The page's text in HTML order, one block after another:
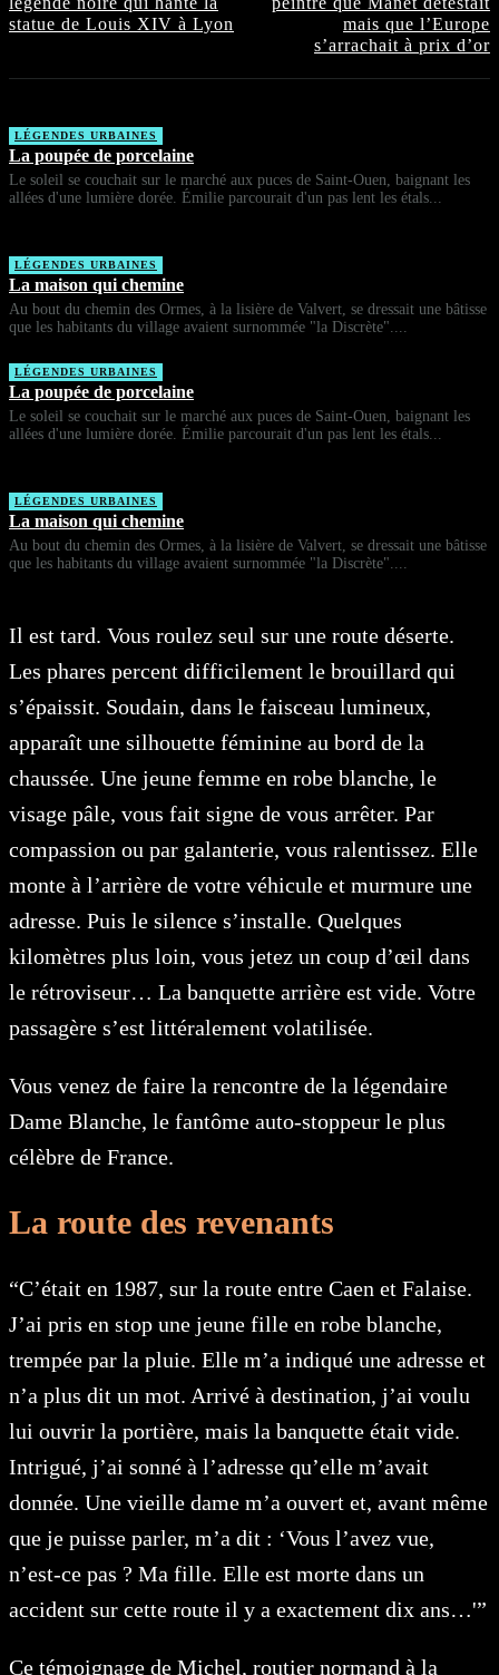
statue de Louis XIV à Lyon
mais que l’Europe
s’arrachait à prix d’or
LÉGENDES URBAINES
La poupée de porcelaine
Le soleil se couchait sur le marché aux puces de Saint-Ouen, baignant les
allées d'une lumière dorée. Émilie parcourait d'un pas lent les étals...
LÉGENDES URBAINES
La maison qui chemine
Au bout du chemin des Ormes, à la lisière de Valvert, se dressait une bâtisse
que les habitants du village avaient surnommée "la Discrète"....
LÉGENDES URBAINES
La poupée de porcelaine
Le soleil se couchait sur le marché aux puces de Saint-Ouen, baignant les
allées d'une lumière dorée. Émilie parcourait d'un pas lent les étals...
LÉGENDES URBAINES
La maison qui chemine
Au bout du chemin des Ormes, à la lisière de Valvert, se dressait une bâtisse
que les habitants du village avaient surnommée "la Discrète"....
Il est tard. Vous roulez seul sur une route déserte.
Les phares percent difficilement le brouillard qui
s’épaissit. Soudain, dans le faisceau lumineux,
apparaît une silhouette féminine au bord de la
chaussée. Une jeune femme en robe blanche, le
visage pâle, vous fait signe de vous arrêter. Par
compassion ou par galanterie, vous ralentissez. Elle
monte à l’arrière de votre véhicule et murmure une
adresse. Puis le silence s’installe. Quelques
kilomètres plus loin, vous jetez un coup d’œil dans
le rétroviseur… La banquette arrière est vide. Votre
passagère s’est littéralement volatilisée.
Vous venez de faire la rencontre de la légendaire
Dame Blanche, le fantôme auto-stoppeur le plus
célèbre de France.
La route des revenants
“C’était en 1987, sur la route entre Caen et Falaise.
J’ai pris en stop une jeune fille en robe blanche,
trempée par la pluie. Elle m’a indiqué une adresse et
n’a plus dit un mot. Arrivé à destination, j’ai voulu
lui ouvrir la portière, mais la banquette était vide.
Intrigué, j’ai sonné à l’adresse qu’elle m’avait
donnée. Une vieille dame m’a ouvert et, avant même
que je puisse parler, m’a dit : ‘Vous l’avez vue,
n’est-ce pas ? Ma fille. Elle est morte dans un
accident sur cette route il y a exactement dix ans…'”
Ce témoignage de Michel, routier normand à la